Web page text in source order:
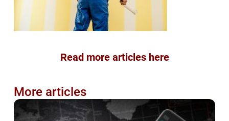
Read more articles here
More articles